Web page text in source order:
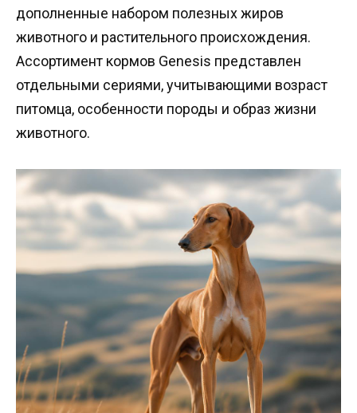
дополненные набором полезных жиров
животного и растительного происхождения.
Ассортимент кормов Genesis представлен
отдельными сериями, учитывающими возраст
питомца, особенности породы и образ жизни
животного.